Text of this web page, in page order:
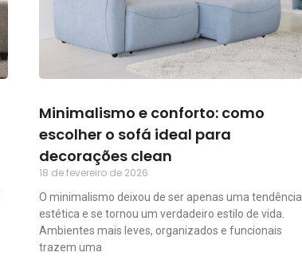
Minimalismo e conforto: como
escolher o sofá ideal para
decorações clean
18 de fevereiro de 2026
O minimalismo deixou de ser apenas uma tendência
estética e se tornou um verdadeiro estilo de vida.
Ambientes mais leves, organizados e funcionais
trazem uma